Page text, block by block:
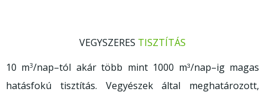
VEGYSZERES TISZTÍTÁS
10 m3/nap–tól akár több mint 1000 m3/nap–ig magas
hatásfokú tisztítás. Vegyészek által meghatározott,